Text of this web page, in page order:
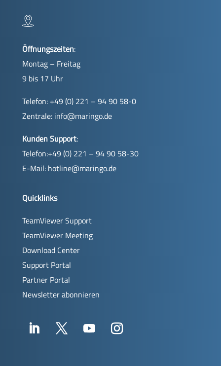
Öffnungszeiten:
Montag – Freitag
9 bis 17 Uhr
Telefon: +49 (0) 221 – 94 90 58-0
Zentrale: info@maringo.de
Kunden Support:
Telefon:+49 (0) 221 – 94 90 58-30
E-Mail: hotline@maringo.de
Quicklinks
TeamViewer Support
TeamViewer Meeting
Download Center
Support Portal
Partner Portal
Newsletter abonnieren